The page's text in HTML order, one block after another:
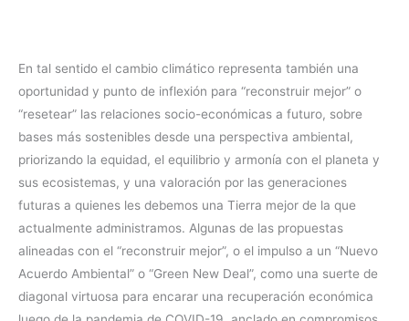
En tal sentido el cambio climático representa también una
oportunidad y punto de inflexión para “reconstruir mejor” o
“resetear” las relaciones socio-económicas a futuro, sobre
bases más sostenibles desde una perspectiva ambiental,
priorizando la equidad, el equilibrio y armonía con el planeta y
sus ecosistemas, y una valoración por las generaciones
futuras a quienes les debemos una Tierra mejor de la que
actualmente administramos. Algunas de las propuestas
alineadas con el “reconstruir mejor”, o el impulso a un “Nuevo
Acuerdo Ambiental” o “Green New Deal”, como una suerte de
diagonal virtuosa para encarar una recuperación económica